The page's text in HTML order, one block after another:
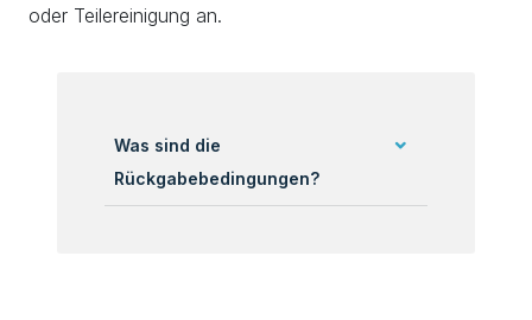
oder Teilereinigung an.
Was sind die
Rückgabebedingungen?